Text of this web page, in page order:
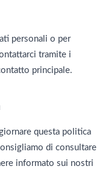
personali o per
tramite i
principale.
questa politica
di consultare
informato sui nostri